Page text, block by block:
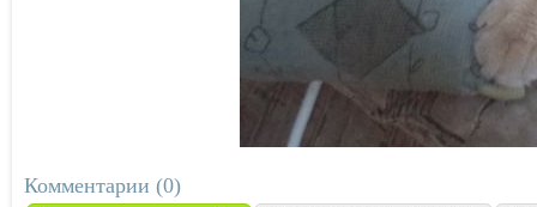
Комментарии (0)